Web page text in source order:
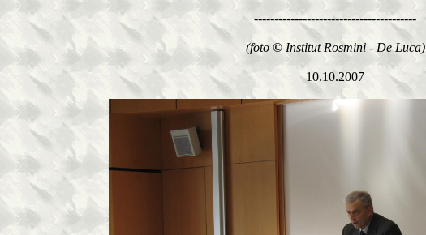
----------------------------------------
(foto ©Institut Rosmini - De Luca)
10.10.2007